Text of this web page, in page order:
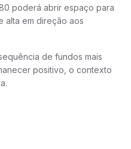
poderá abrir espaço para
alta em direção aos
de fundos mais
positivo, o contexto